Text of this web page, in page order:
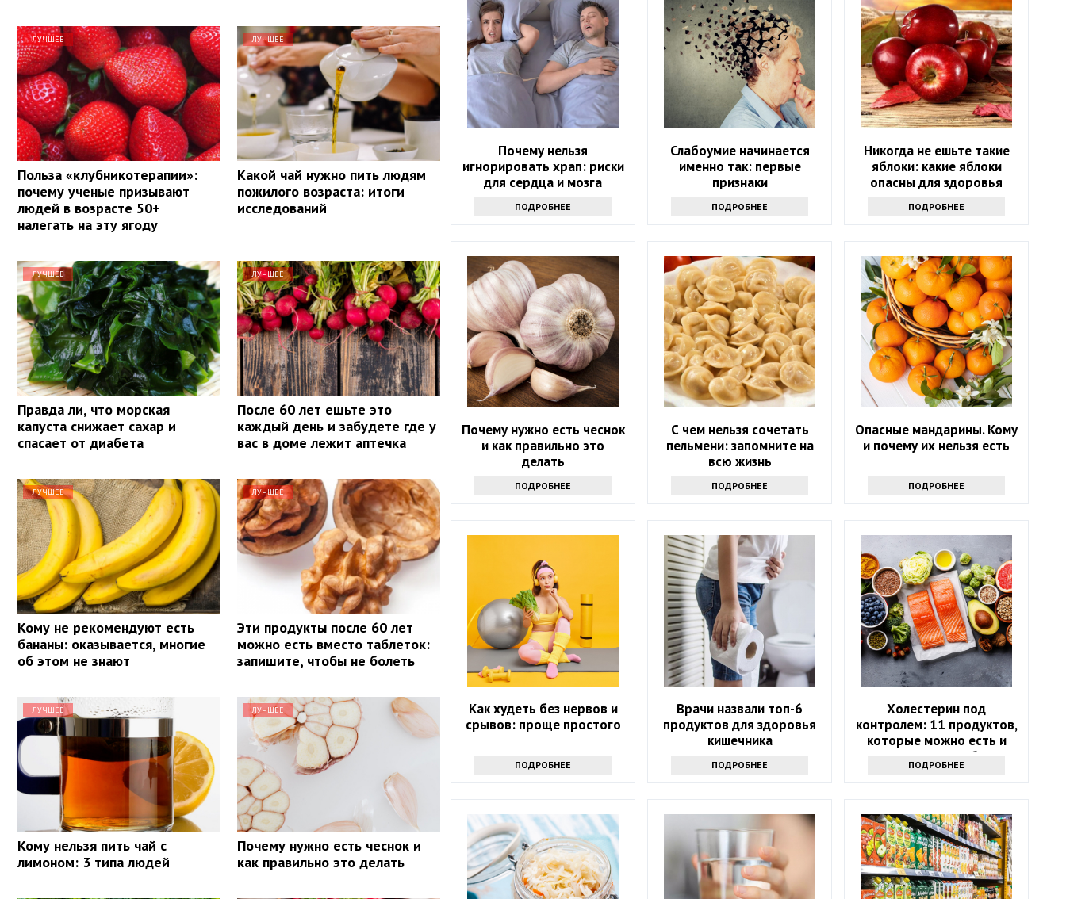
ЛУЧШЕЕ
Польза «клубникотерапии»:
почему ученые призывают
людей в возрасте 50+
налегать на эту ягоду
ЛУЧШЕЕ
Какой чай нужно пить людям
пожилого возраста: итоги
исследований
ЛУЧШЕЕ
Правда ли, что морская
капуста снижает сахар и
спасает от диабета
ЛУЧШЕЕ
После 60 лет ешьте это
каждый день и забудете где у
вас в доме лежит аптечка
ЛУЧШЕЕ
Кому не рекомендуют есть
бананы: оказывается, многие
об этом не знают
ЛУЧШЕЕ
Эти продукты после 60 лет
можно есть вместо таблеток:
запишите, чтобы не болеть
ЛУЧШЕЕ
Кому нельзя пить чай с
лимоном: 3 типа людей
ЛУЧШЕЕ
Почему нужно есть чеснок и
как правильно это делать
Почему нельзя
игнорировать храп: риски
для сердца и мозга
ПОДРОБНЕЕ
Слабоумие начинается
именно так: первые
признаки
ПОДРОБНЕЕ
Никогда не ешьте такие
яблоки: какие яблоки
опасны для здоровья
ПОДРОБНЕЕ
Почему нужно есть чеснок
и как правильно это
делать
ПОДРОБНЕЕ
С чем нельзя сочетать
пельмени: запомните на
всю жизнь
ПОДРОБНЕЕ
Опасные мандарины. Кому
и почему их нельзя есть
ПОДРОБНЕЕ
Как худеть без нервов и
срывов: проще простого
ПОДРОБНЕЕ
Врачи назвали топ-6
продуктов для здоровья
кишечника
ПОДРОБНЕЕ
Холестерин под
контролем: 11 продуктов,
которые можно есть и
которых стоит избегать
ПОДРОБНЕЕ